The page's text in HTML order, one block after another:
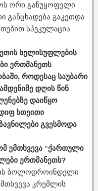
ორი განუყოფელი
განცხადება გაკეთდა
სპეკულაცია
ხელისუფლების
ერთმანეთს
როდესაც საუბარი
დღის წინ
დაიწყო
სთეითი
გვესმოდა
ემთხვევა “ქართული
ერთმანეთს?
ბოლოდროინდელი
კრემლის